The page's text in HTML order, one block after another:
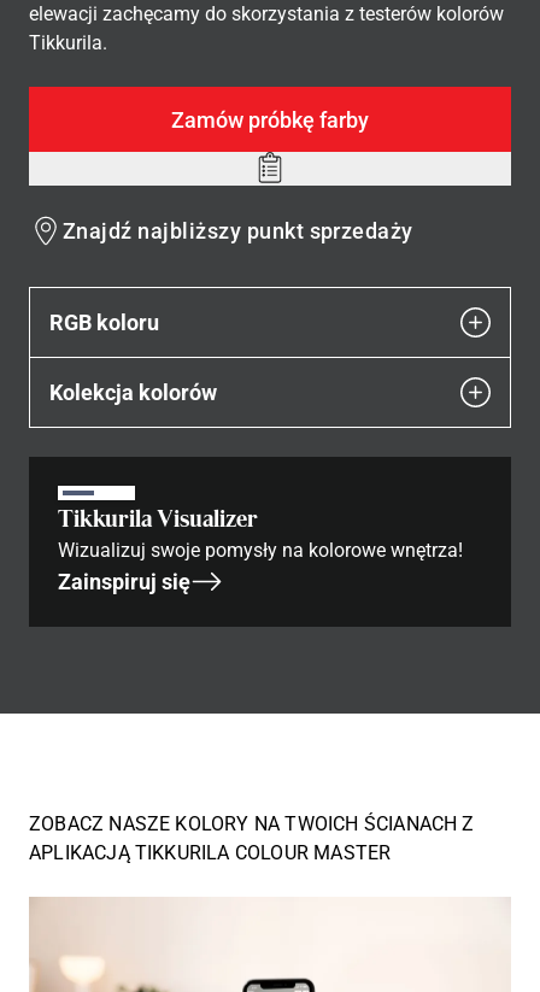
elewacji zachęcamy do skorzystania z testerów kolorów
Tikkurila.
Zamów próbkę farby
Add
wishlist
Znajdź najbliższy punkt sprzedaży
RGB koloru
Kolekcja kolorów
Tikkurila Visualizer
Wizualizuj swoje pomysły na kolorowe wnętrza!
Zainspiruj się
ZOBACZ NASZE KOLORY NA TWOICH ŚCIANACH Z
APLIKACJĄ TIKKURILA COLOUR MASTER